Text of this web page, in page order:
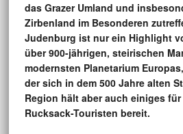
das Grazer Umland und
Zirbenland im Besonderen
Judenburg ist nur ein Highlight
über 900-jährigen, steirischen
modernsten Planetarium
der sich in dem 500 Jahre alten
Region hält aber auch einiges
Rucksack-Touristen bereit.